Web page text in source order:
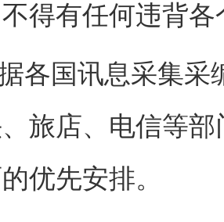
得有任何违背
各国讯息采集
旅店、电信等
优先安排。